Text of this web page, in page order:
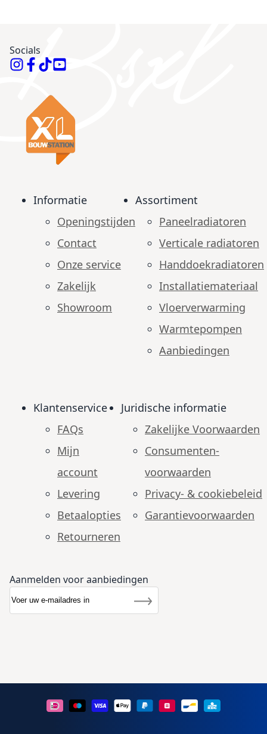
Socials
Informatie
Openingstijden
Contact
Onze service
Zakelijk
Showroom
Assortiment
Paneelradiatoren
Verticale radiatoren
Handdoekradiatoren
Installatiemateriaal
Vloerverwarming
Warmtepompen
Aanbiedingen
Klantenservice
FAQs
Mijn
account
Levering
Betaalopties
Retourneren
Juridische informatie
Zakelijke Voorwaarden
Consumenten­
voorwaarden
Privacy- & cookiebeleid
Garantie­voorwaarden
Aanmelden voor aanbiedingen
Nieuwsbrief
Inschrijven